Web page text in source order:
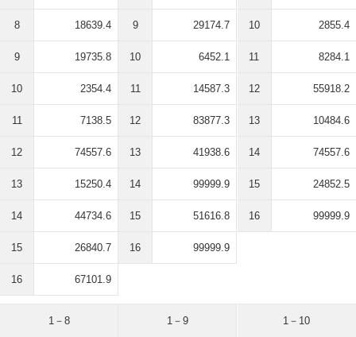
8 18639.4
9 19735.8
10 2354.4
11 7138.5
12 74557.6
13 15250.4
14 44734.6
15 26840.7
16 67101.9
9 29174.7
10 6452.1
11 14587.3
12 83877.3
13 41938.6
14 99999.9
15 51616.8
16 99999.9
10 2855.4
11 8284.1
12 55918.2
13 10484.6
14 74557.6
15 24852.5
16 99999.9
1－8 1－9 1－10